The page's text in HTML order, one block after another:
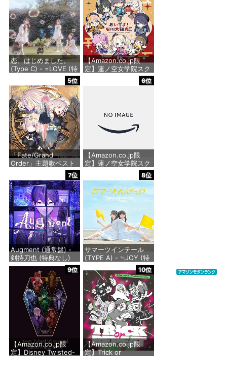
価格：¥1,650
恋、はじめました。
(Type C) - =LOVE (特
価格：¥1,488
【Amazon.co.jp限
定】蓮ノ空女学院スク
ールアイドルクラブ
2nd SPECIALアルバム
ブ[日野下花帆、村野
さやか、乙宗 梢、夕霧
綴理、大沢瑠璃乃、藤
小
価格：¥2,860
5位
「Fate/Grand
Order」主題歌ベスト
アルバム 余韻 [初回限
定盤] [2CD + Blu-ray]
- 坂本真綾
価格：¥4,950
6位
【Amazon.co.jp限
定】蓮ノ空女学院スク
ールアイドルクラブ
Extraシングル「タイ
トル未定」 - 蓮ノ空女
学院スクールアイドル
クラブ[日野下花帆、
村野さやか、大沢瑠璃
乃、百生吟子、徒町小
鈴、安養寺姫芽、セラ
ス 柳田 リリエンフェ
ルト、桂城
価格：¥1,430
7位
Augment (通常盤) -
剣持刀也 (特典なし)
価格：¥2,750
8位
サマーツインテール
(TYPE A) - ≒JOY (特
価格：¥1,488
9位
【Amazon.co.jp限
定】Disney Twisted-
10位
【Amazon.co.jp限
定】Trick or